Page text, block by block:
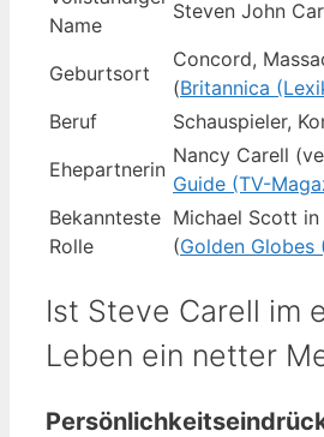
Name
Steven John
Geburtsort
Concord,
(Britannica
Beruf
Schauspieler,
Ehepartnerin
Nancy Carell
Guide (TV-
Bekannteste
Rolle
Michael Scott in
(Golden Globes
Ist Steve Carell im
Leben ein netter